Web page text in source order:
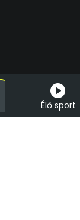
Élő sport